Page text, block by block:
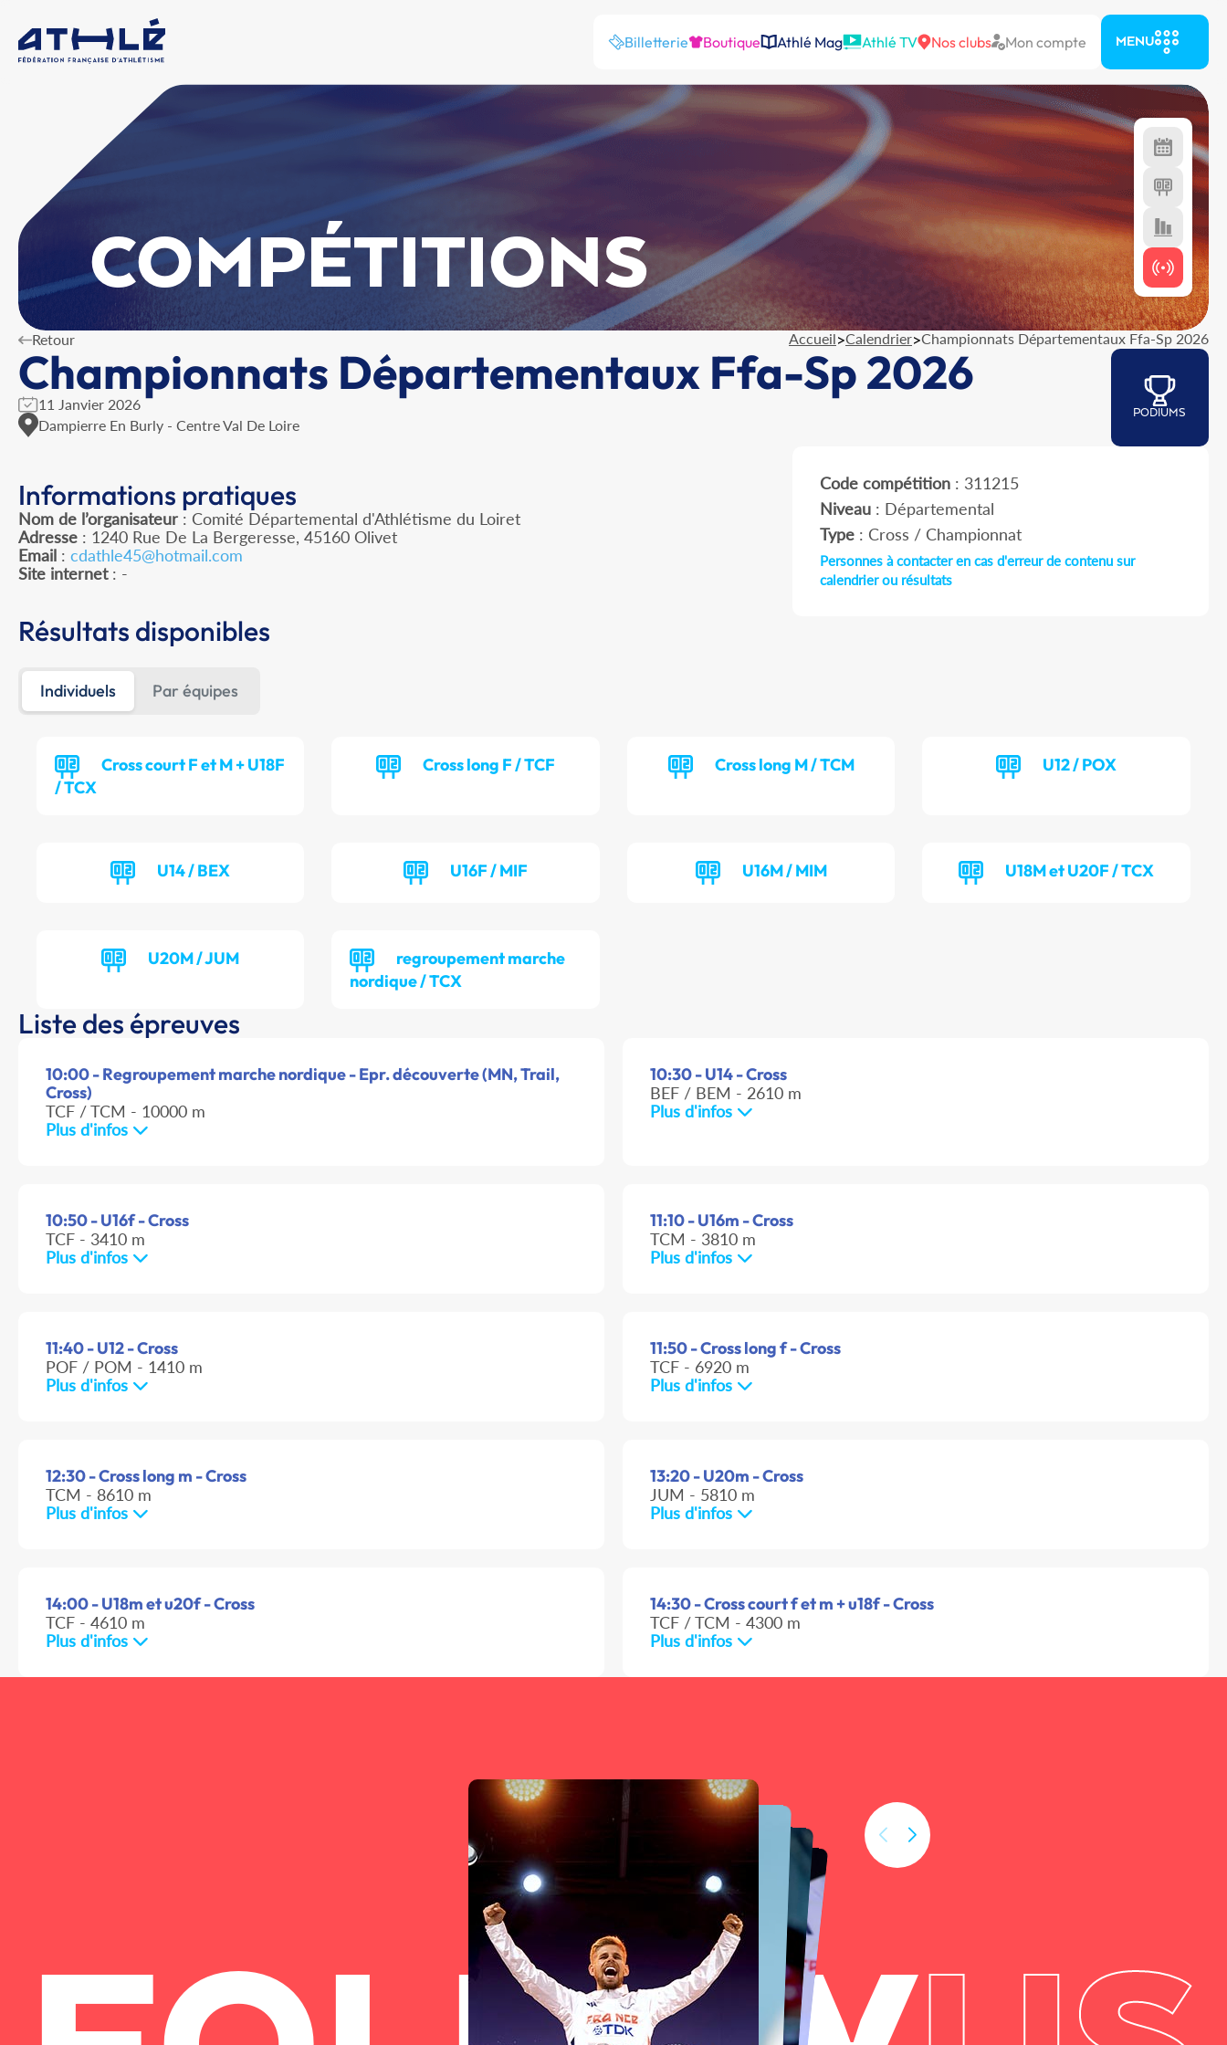
Billetterie Boutique Athlé Mag Athlé TV Nos clubs Mon compte MENU
COMPÉTITIONS
Retour Accueil>Calendrier>Championnats Départementaux Ffa-Sp 2026
Championnats Départementaux Ffa-Sp 2026
11 Janvier 2026
Dampierre En Burly - Centre Val De Loire
PODIUMS
Informations pratiques
Nom de l’organisateur : Comité Départemental d'Athlétisme du Loiret
Adresse : 1240 Rue De La Bergeresse, 45160 Olivet
Email : cdathle45@hotmail.com
Site internet: -
Code compétition: 311215
Niveau: Départemental
Type: Cross / Championnat
Personnes à contacter en cas d'erreur de contenu sur
calendrier ou résultats
Résultats disponibles
Individuels Par équipes
Cross court F et M + U18F
/ TCX
Cross long F / TCF Cross long M / TCM U12 / POX
U14 / BEX U16F / MIF U16M / MIM U18M et U20F / TCX
U20M / JUM
regroupement marche
nordique / TCX
Liste des épreuves
10:00 - Regroupement marche nordique - Epr. découverte (MN, Trail,
Cross)
TCF / TCM - 10000 m
Plus d'infos
10:30 - U14 - Cross
BEF / BEM - 2610 m
Plus d'infos
10:50 - U16f - Cross
TCF - 3410 m
Plus d'infos
11:10 - U16m - Cross
TCM - 3810 m
Plus d'infos
11:40 - U12 - Cross
POF / POM - 1410 m
Plus d'infos
11:50 - Cross long f - Cross
TCF - 6920 m
Plus d'infos
12:30 - Cross long m - Cross
TCM - 8610 m
Plus d'infos
13:20 - U20m - Cross
JUM - 5810 m
Plus d'infos
14:00 - U18m et u20f - Cross
TCF - 4610 m
Plus d'infos
14:30 - Cross court f et m + u18f - Cross
TCF / TCM - 4300 m
Plus d'infos